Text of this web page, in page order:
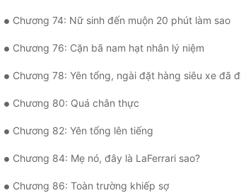
Chương 74: Nữ sinh đến muộn 20 phút làm sao
Chương 76: Cặn bã nam hạt nhân lý niệm
Chương 78: Yên tổng, ngài đặt hàng siêu xe đã
Chương 80: Quá chân thực
Chương 82: Yên tổng lên tiếng
Chương 84: Mẹ nó, đây là LaFerrari sao?
Chương 86: Toàn trường khiếp sợ